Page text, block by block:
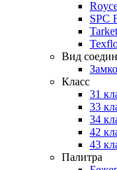
SPC
Вид
Класс
31
33
34
42
43
Палитра